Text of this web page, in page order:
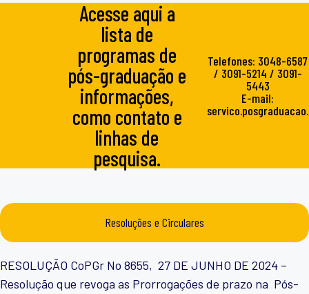
Acesse aqui a
lista de
programas de
pós-graduação e
informações,
como contato e
linhas de
pesquisa.
Telefones: 3048-6587
/ 3091-5214 / 3091-
5443
E-mail:
Resoluções e Circulares
RESOLUÇÃO CoPGr No 8655, 27 DE JUNHO DE 2024 –
Resolução que revoga as Prorrogações de prazo na Pós-